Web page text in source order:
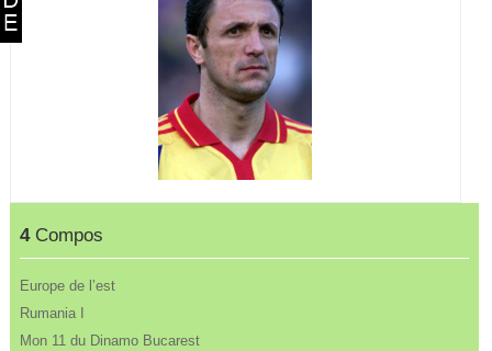
4Compos
Europe de l’est
Rumania I
Mon 11 du Dinamo Bucarest